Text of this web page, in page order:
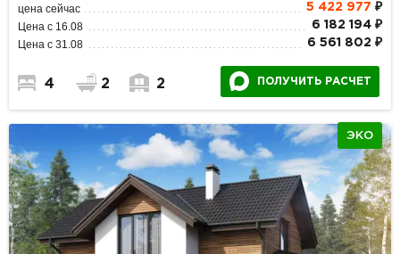
цена сейчас 5 422 977 ₽
Цена с 16.08 6 182 194 ₽
Цена с 31.08 6 561 802 ₽
4 2 2 ПОЛУЧИТЬ РАСЧЕТ
ЭКО